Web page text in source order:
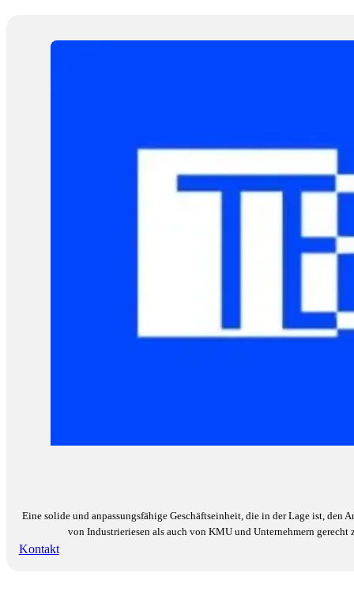
Eine solide und anpassungsfähige Geschäftseinheit, die in der Lage ist, den
von Industrieriesen als auch von KMU und Unternehmern gerecht
Kontakt